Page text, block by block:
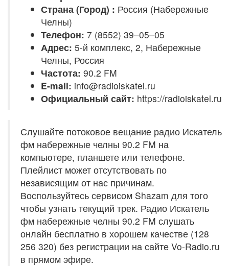
Страна (Город) : Россия (Набережные
Челны)
Телефон: 7 (8552) 39–05–05
Адрес: 5-й комплекс, 2, Набережные
Челны, Россия
Частота: 90.2 FM
E-mail: info@radioiskatel.ru
Официальный сайт: https://radioiskatel.ru
Слушайте потоковое вещание радио Искатель
фм набережные челны 90.2 FM на
компьютере, планшете или телефоне.
Плейлист может отсутствовать по
независящим от нас причинам.
Воспользуйтесь сервисом Shazam для того
чтобы узнать текущий трек. Радио Искатель
фм набережные челны 90.2 FM слушать
онлайн бесплатно в хорошем качестве (128
256 320) без регистрации на сайте Vo-Radio.ru
в прямом эфире.